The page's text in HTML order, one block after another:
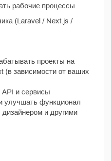
рабочие процессы.
(Laravel / Next.js /
проекты на
(в зависимости от ваших
и сервисы
улучшать функционал
и другими